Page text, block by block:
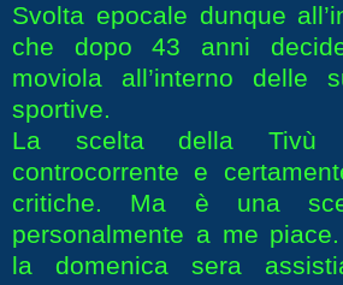
Svolta epocale dunque
che dopo 43 anni
moviola all’interno delle
sportive.
La scelta della
controcorrente e
critiche. Ma è una
personalmente a me
la domenica sera